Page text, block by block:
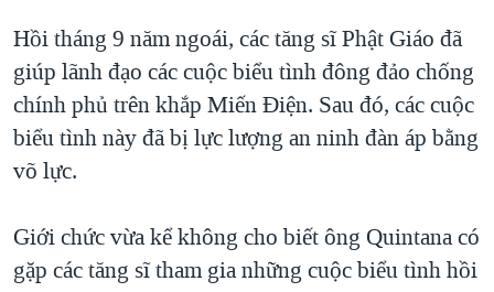
THỂ THAO
GIÁO DỤC
GROUND ZERO – XƯA VÀ NAY
CHI PHÍ CHIẾN TRANH AFGHANISTAN
CÁC GIÁ TRỊ CỘNG HÒA Ở VIỆT NAM
THƯỢNG ĐỈNH TRUMP-KIM TẠI VIỆT NAM
TRỊNH VĨNH BÌNH VS. CHÍNH PHỦ VIỆT NAM
NGƯ DÂN VIỆT VÀ LÀN SÓNG TRỘM HẢI SÂM
BÊN KIA QUỐC LỘ: TIẾNG VỌNG TỪ NÔNG THÔN MỸ
Hồi tháng 9 năm ngoái, các tăng sĩ Phật Giáo đã
giúp lãnh đạo các cuộc biểu tình đông đảo chống
chính phủ trên khắp Miến Điện. Sau đó, các cuộc
biểu tình này đã bị lực lượng an ninh đàn áp bằng
võ lực.
Giới chức vừa kể không cho biết ông Quintana có
gặp các tăng sĩ tham gia những cuộc biểu tình hồi